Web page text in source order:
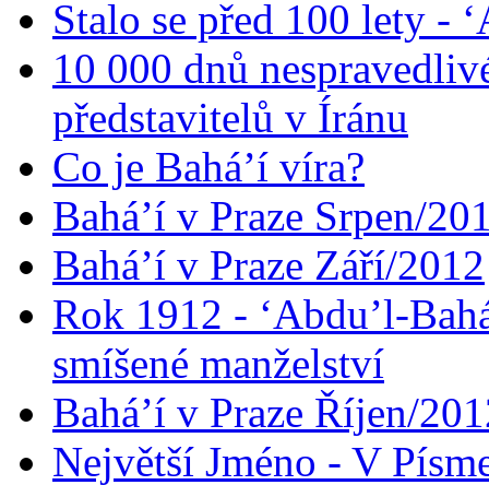
Stalo se před 100 lety -
10 000 dnů
představitelů v Íránu
Co je Bahá’í víra?
Bahá’í v Praze Srpen/
Bahá’í v Praze Září/2012
Rok 1912 - ‘Abdu’l-
smíšené manželství
Bahá’í v Praze Říjen/
Největší Jméno - V